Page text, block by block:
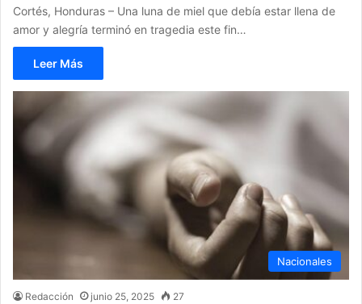
Cortés, Honduras – Una luna de miel que debía estar llena de
amor y alegría terminó en tragedia este fin…
Leer Más
Nacionales
Redacción junio 25, 2025 27